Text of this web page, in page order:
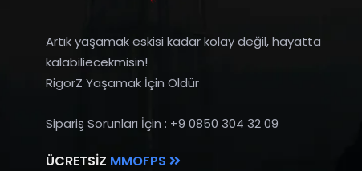
Artık yaşamak eskisi kadar kolay değil, hayatta
kalabiliecekmisin!
RigorZ Yaşamak İçin Öldür
Sipariş Sorunları İçin : +9 0850 304 32 09
ÜCRETSIZ MMOFPS